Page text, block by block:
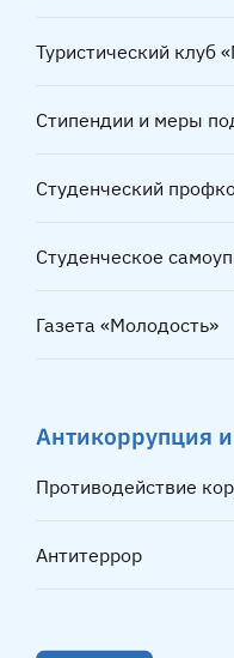
Туристический клуб
Стипендии и меры
Студенческий
Студенческое
Газета «Молодость»
Антикоррупция
Противодействие
Антитеррор